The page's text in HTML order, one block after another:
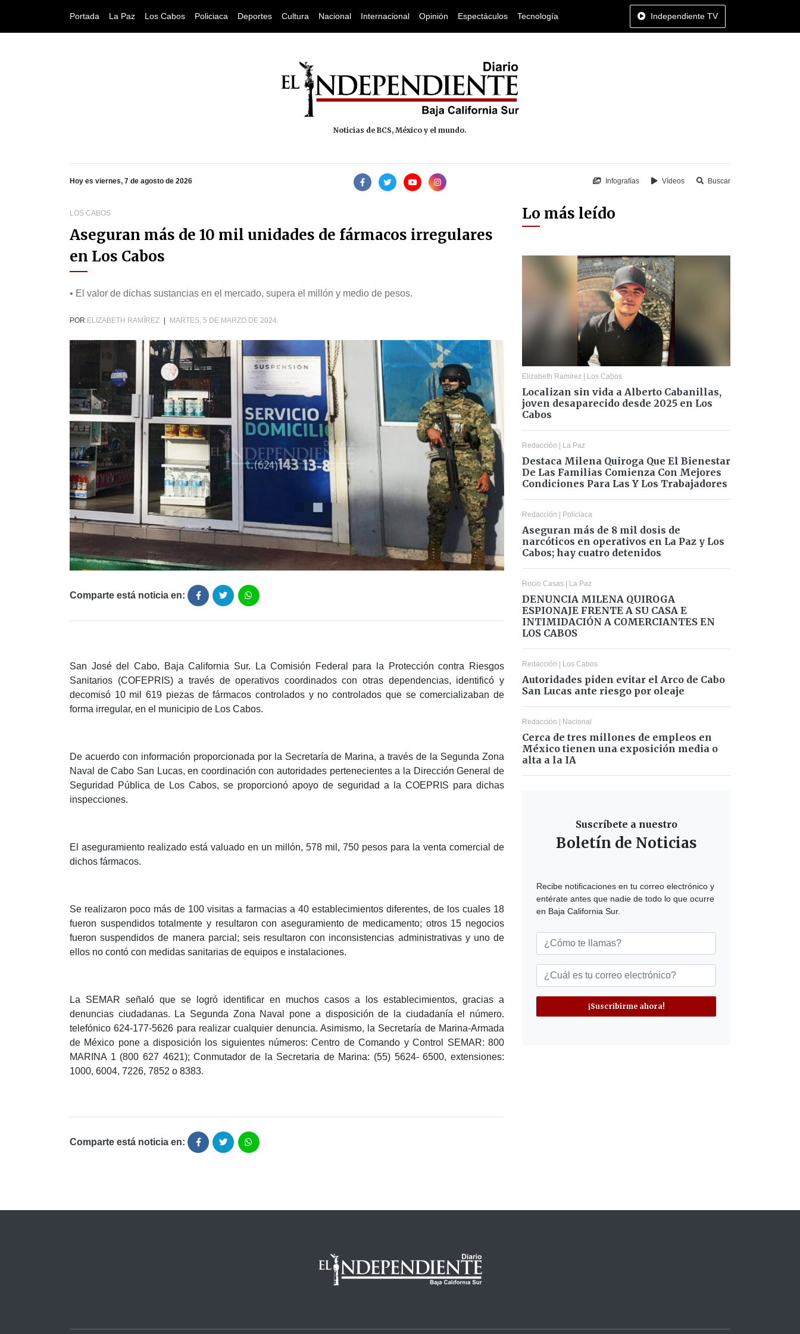
Portada La Paz Los Cabos Policiaca Deportes Cultura Nacional Internacional Opinión Espectáculos Tecnología Independiente TV
Noticias de BCS, México y el mundo.
Hoy es viernes, 7 de agosto de 2026 Infografías Vídeos Buscar
LOS CABOS
Aseguran más de 10 mil unidades de fármacos irregulares
en Los Cabos
• El valor de dichas sustancias en el mercado, supera el millón y medio de pesos.
POR ELIZABETH RAMÍREZ MARTES, 5 DE MARZO DE 2024.
Comparte está noticia en:
San José del Cabo, Baja California Sur. La Comisión Federal para la Protección contra Riesgos
Sanitarios (COFEPRIS) a través de operativos coordinados con otras dependencias, identificó y
decomisó 10 mil 619 piezas de fármacos controlados y no controlados que se comercializaban de
forma irregular, en el municipio de Los Cabos.
De acuerdo con información proporcionada por la Secretaría de Marina, a través de la Segunda Zona
Naval de Cabo San Lucas, en coordinación con autoridades pertenecientes a la Dirección General de
Seguridad Pública de Los Cabos, se proporcionó apoyo de seguridad a la COEPRIS para dichas
inspecciones.
El aseguramiento realizado está valuado en un millón, 578 mil, 750 pesos para la venta comercial de
dichos fármacos.
Se realizaron poco más de 100 visitas a farmacias a 40 establecimientos diferentes, de los cuales 18
fueron suspendidos totalmente y resultaron con aseguramiento de medicamento; otros 15 negocios
fueron suspendidos de manera parcial; seis resultaron con inconsistencias administrativas y uno de
ellos no contó con medidas sanitarias de equipos e instalaciones.
La SEMAR señaló que se logró identificar en muchos casos a los establecimientos, gracias a
denuncias ciudadanas. La Segunda Zona Naval pone a disposición de la ciudadanía el número.
telefónico 624-177-5626 para realizar cualquier denuncia. Asimismo, la Secretaría de Marina-Armada
de México pone a disposición los siguientes números: Centro de Comando y Control SEMAR: 800
MARINA 1 (800 627 4621); Conmutador de la Secretaria de Marina: (55) 5624- 6500, extensiones:
1000, 6004, 7226, 7852 ο 8383.
Comparte está noticia en:
Lo más leído
Elizabeth Ramírez | Los Cabos
Localizan sin vida a Alberto Cabanillas,
joven desaparecido desde 2025 en Los
Cabos
Redacción | La Paz
Destaca Milena Quiroga Que El Bienestar
De Las Familias Comienza Con Mejores
Condiciones Para Las Y Los Trabajadores
Redacción | Policiaca
Aseguran más de 8 mil dosis de
narcóticos en operativos en La Paz y Los
Cabos; hay cuatro detenidos
Rocio Casas | La Paz
DENUNCIA MILENA QUIROGA
ESPIONAJE FRENTE A SU CASA E
INTIMIDACIÓN A COMERCIANTES EN
LOS CABOS
Redacción | Los Cabos
Autoridades piden evitar el Arco de Cabo
San Lucas ante riesgo por oleaje
Redacción | Nacional
Cerca de tres millones de empleos en
México tienen una exposición media o
alta a la IA
Suscríbete a nuestro
Boletín de Noticias
Recibe notificaciones en tu correo electrónico y
entérate antes que nadie de todo lo que ocurre
en Baja California Sur.
¡Suscribirme ahora!